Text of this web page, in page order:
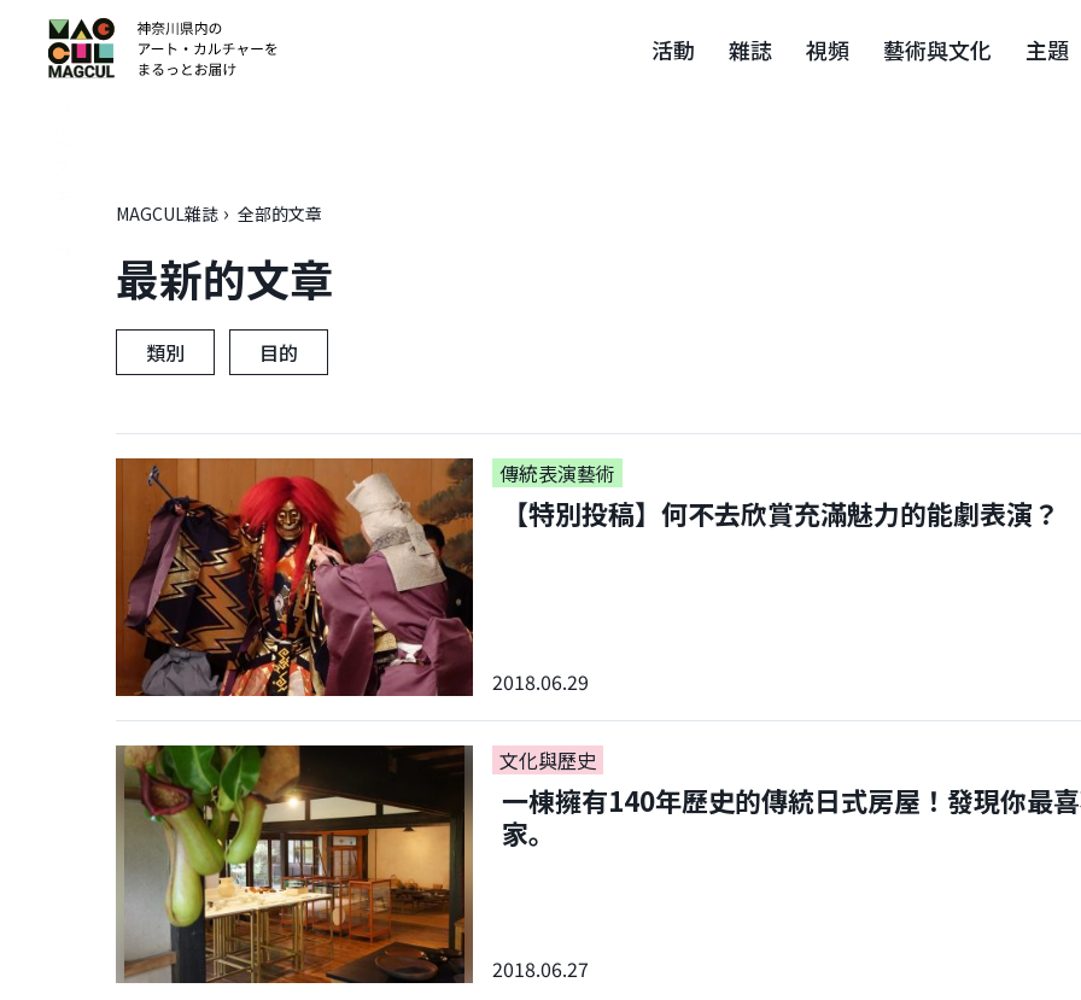
活動 雜誌 視頻 藝術與文化 主題
ン
テ
ン
MAGCUL雜誌 全部的文章
最新的文章
類別 目的
傳統表演藝術
【特別投稿】何不去欣賞充滿魅力的能劇表演？
2018.06.29
文化與歷史
一棟擁有140年歷史的傳統日式房屋！發現你最
家。
2018.06.27